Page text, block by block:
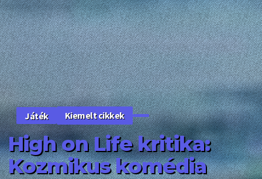
Játék Kiemelt cikkek
High on Life kritika:
Kozmikus komédia